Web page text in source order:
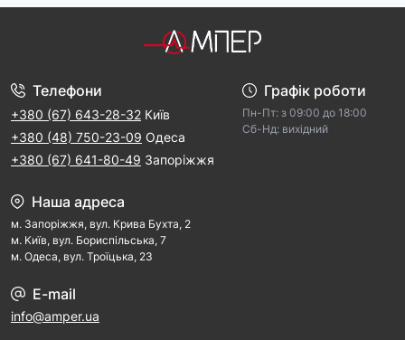
Телефони
+380 (67) 643-28-32 Київ
+380 (48) 750-23-09 Одеса
+380 (67) 641-80-49 Запоріжжя
Графік роботи
Пн-Пт: з 09:00 дo 18:00
Cб-Hд: виxідний
Наша адреса
м. Запорiжжя, вул. Крива Бухта, 2
м. Kиїв, вул. Бориспільська, 7
м. Одеса, вул. Троїцька, 23
E-mail
info@amper.ua